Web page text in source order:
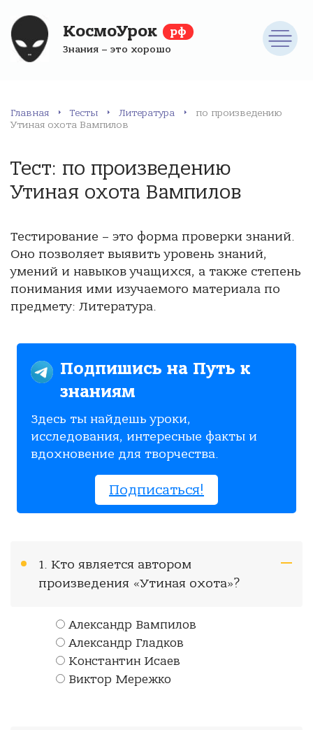
КосмоУрок рф
Знания – это хорошо
Главная Тесты Литература
по произведению
Утиная охота Вампилов
Тест: по произведению
Утиная охота Вампилов
Тестирование – это форма проверки знаний.
Оно позволяет выявить уровень знаний,
умений и навыков учащихся, а также степень
понимания ими изучаемого материала по
предмету: Литература.
Подпишись на Путь к
знаниям
Здесь ты найдешь уроки,
исследования, интересные факты и
вдохновение для творчества.
Подписаться!
1. Кто является автором
произведения «Утиная охота»?
Александр Вампилов
Александр Гладков
Константин Исаев
Виктор Мережко